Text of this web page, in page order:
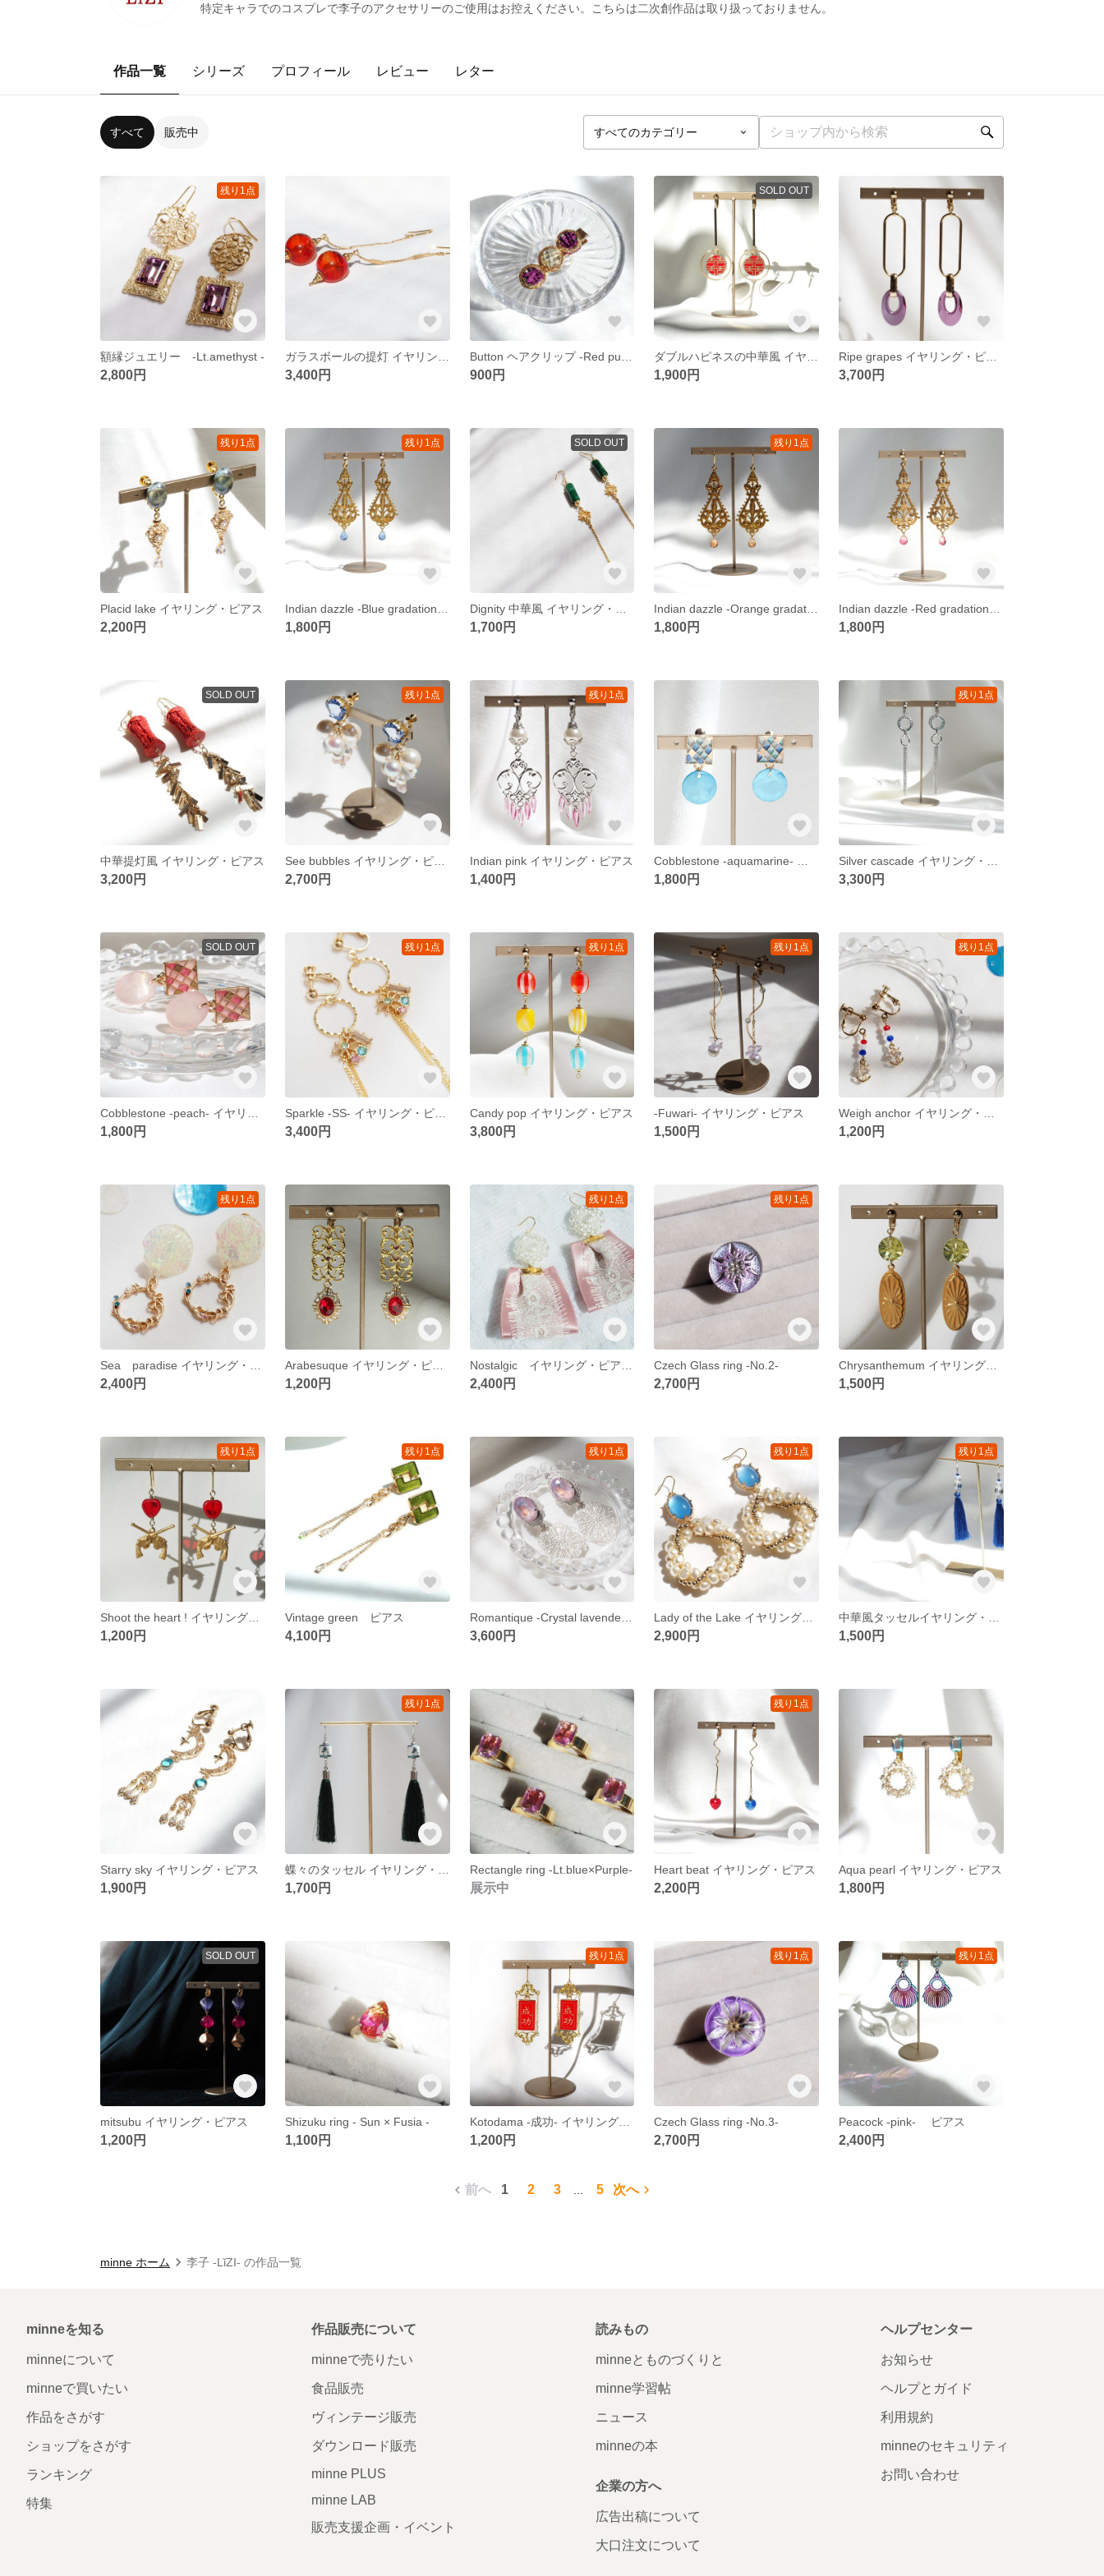
特定キャラでのコスプレで李子のアクセサリーのご使用はお控えください。こちらは二次創作品は取り扱っておりません。
作品一覧 シリーズ プロフィール レビュー レター
すべて 販売中
残り1点
額縁ジュエリー -Lt.amethyst -
2,800円 3,400円 900円
SOLD OUT
1,900円 3,700円
残り1点
Placid lake イヤリング・ピアス
2,200円
残り1点
1,800円
SOLD OUT
1,700円
残り1点
1,800円 1,800円
SOLD OUT
中華提灯風 イヤリング・ピアス
3,200円
残り1点
See bubbles イヤリング・ピアス
2,700円
残り1点
Indian pink イヤリング・ピアス
1,400円 1,800円
残り1点
3,300円
SOLD OUT
1,800円
残り1点
Sparkle -SS- イヤリング・ピアス
3,400円
残り1点
Candy pop イヤリング・ピアス
3,800円
残り1点
-Fuwari- イヤリング・ピアス
1,500円
残り1点
1,200円
残り1点
2,400円
Arabesuque イヤリング・ピアス
1,200円
残り1点
2,400円
残り1点
Czech Glass ring -No.2-
2,700円 1,500円
残り1点
1,200円
残り1点
Vintage green ピアス
4,100円
残り1点
3,600円
残り1点
2,900円
残り1点
1,500円
Starry sky イヤリング・ピアス
1,900円
残り1点
1,700円
Rectangle ring -Lt.blue×Purple-
展示中
残り1点
Heart beat イヤリング・ピアス
2,200円
Aqua pearl イヤリング・ピアス
1,800円
SOLD OUT
mitsubu イヤリング・ピアス
1,200円
Shizuku ring - Sun × Fusia -
1,100円
残り1点
Kotodama -成功- イヤリング・ピアス
1,200円
残り1点
Czech Glass ring -No.3-
2,700円
残り1点
Peacock -pink- ピアス
2,400円
前へ 1 2 3 5 次へ
minne ホーム 李子 -LǐZI- の作品一覧
minneを知る
minneについて
minneで買いたい
作品をさがす
ショップをさがす
ランキング
特集
作品販売について
minneで売りたい
食品販売
ヴィンテージ販売
ダウンロード販売
minne PLUS
minne LAB
販売支援企画・イベント
読みもの
minneとものづくりと
minne学習帖
ニュース
minneの本
企業の方へ
広告出稿について
大口注文について
ヘルプセンター
お知らせ
ヘルプとガイド
利用規約
minneのセキュリティ
お問い合わせ